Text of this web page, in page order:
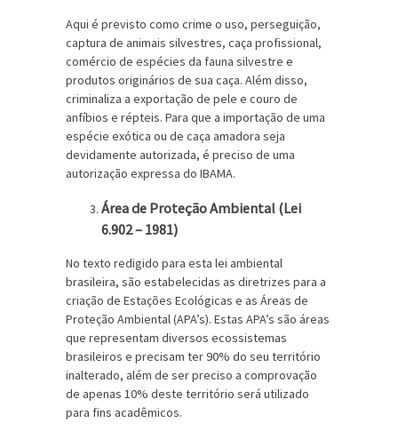
Aqui é previsto como crime o uso, perseguição,
captura de animais silvestres, caça profissional,
comércio de espécies da fauna silvestre e
produtos originários de sua caça. Além disso,
criminaliza a exportação de pele e couro de
anfíbios e répteis. Para que a importação de uma
espécie exótica ou de caça amadora seja
devidamente autorizada, é preciso de uma
autorização expressa do IBAMA.
Área de Proteção Ambiental (Lei
6.902 – 1981)
No texto redigido para esta lei ambiental
brasileira, são estabelecidas as diretrizes para a
criação de Estações Ecológicas e as Áreas de
Proteção Ambiental (APA’s). Estas APA’s são áreas
que representam diversos ecossistemas
brasileiros e precisam ter 90% do seu território
inalterado, além de ser preciso a comprovação
de apenas 10% deste território será utilizado
para fins acadêmicos.